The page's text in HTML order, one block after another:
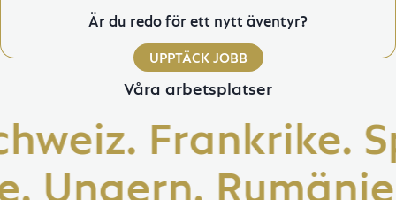
Är du redo för ett nytt äventyr?
UPPTÄCK JOBB
Våra arbetsplatser
Frankrike.